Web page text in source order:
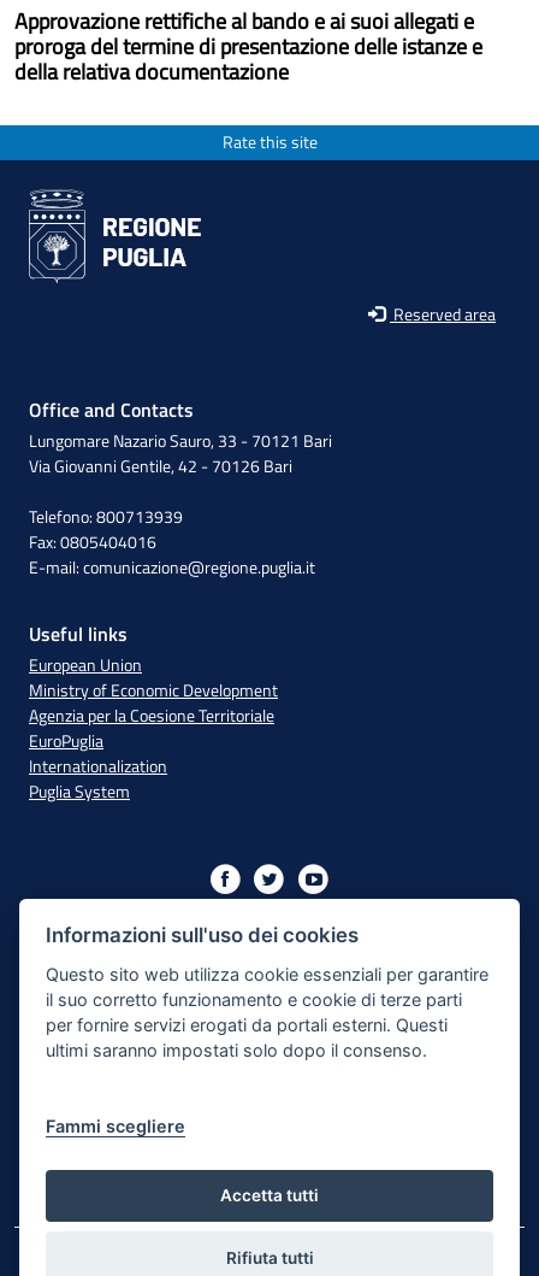
Approvazione rettifiche al bando e ai suoi allegati e
proroga del termine di presentazione delle istanze e
della relativa documentazione
Rate this site
Reserved area
Office and Contacts
Lungomare Nazario Sauro, 33 - 70121 Bari
Via Giovanni Gentile, 42 - 70126 Bari
Telefono: 800713939
Fax: 0805404016
E-mail:comunicazione@regione.puglia.it
Useful links
European Union
Ministry of Economic Development
Agenzia per la Coesione Territoriale
EuroPuglia
Internationalization
Puglia System
2014/2020 - Axis XIII
Accessibility
Legal Note
© Regione Puglia
Informazioni sull'uso dei cookies
Questo sito web utilizza cookie essenziali per garantire
il suo corretto funzionamento e cookie di terze parti
per fornire servizi erogati da portali esterni. Questi
ultimi saranno impostati solo dopo il consenso.
Fammi scegliere
Accetta tutti
Rifiuta tutti